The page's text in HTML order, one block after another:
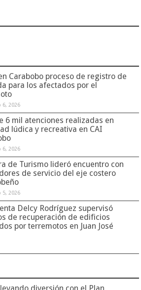
Carabobo proceso de registro de
para los afectados por el
6, 2026
6 mil atenciones realizadas en
lúdica y recreativa en CAI
6, 2026
de Turismo lideró encuentro con
de servicio del eje costero
5, 2026
Delcy Rodríguez supervisó
de recuperación de edificios
por terremotos en Juan José